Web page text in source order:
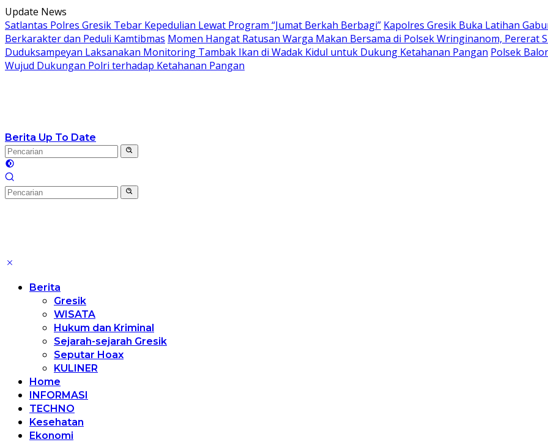
Langsung
ke
konten
Update News
Satlantas Polres Gresik Tebar Kepedulian Lewat Program “Jumat Berkah Berbagi” Kapolres Gresik Buka Latihan
Berkarakter dan Peduli Kamtibmas Momen Hangat Ratusan Warga Makan Bersama di Polsek Wringinanom, Pererat
Duduksampeyan Laksanakan Monitoring Tambak Ikan di Wadak Kidul untuk Dukung Ketahanan Pangan Polsek
Wujud Dukungan Polri terhadap Ketahanan Pangan
Berita Up To Date
Berita
Gresik
WISATA
Hukum dan Kriminal
Sejarah-sejarah Gresik
Seputar Hoax
KULINER
Home
INFORMASI
TECHNO
Kesehatan
Ekonomi